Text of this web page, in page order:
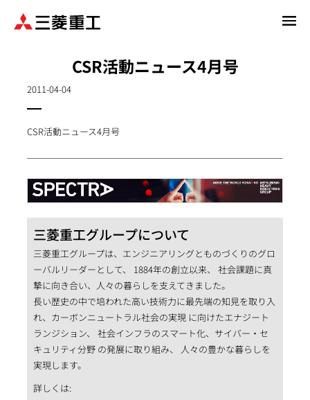
CSR活動ニュース4月号
2011-04-04
CSR活動ニュース4月号
三菱重工グループについて
三菱重工グループは、エンジニアリングとものづくりのグロ
ーバルリーダーとして、 1884年の創立以来、 社会課題に真
摯に向き合い、人々の暮らしを支えてきました。
長い歴史の中で培われた高い技術力に最先端の知見を取り入
れ、カーボンニュートラル社会の実現 に向けたエナジート
ランジション、 社会インフラのスマート化、サイバー・セ
キュリティ分野 の発展に取り組み、 人々の豊かな暮らしを
実現します。
詳しくは: